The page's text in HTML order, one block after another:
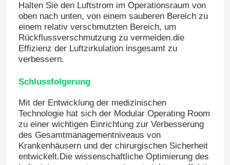
Krankenhaus-Operationssaal
Pharmazeutische Reinraum-Tür
Wand-Sandwich-Platten
Edelstahlluftdusche
Edelstahl-Durchlauf-Kasten
Halten Sie den Luftstrom im Operationsraum von
oben nach unten, von einem sauberen Bereich zu
einem relativ verschmutzten Bereich, um
Rückflussverschmutzung zu vermeiden.die
Effizienz der Luftzirkulation insgesamt zu
verbessern.
Schlussfolgerung
Mit der Entwicklung der medizinischen
Technologie hat sich der Modular Operating Room
zu einer wichtigen Einrichtung zur Verbesserung
des Gesamtmanagementniveaus von
Krankenhäusern und der chirurgischen Sicherheit
entwickelt.Die wissenschaftliche Optimierung des